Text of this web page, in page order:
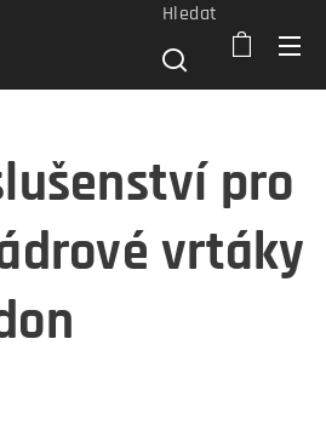
Hledat
pro
vrtáky